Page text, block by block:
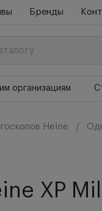
Бренды
организациям
Heine
ХР